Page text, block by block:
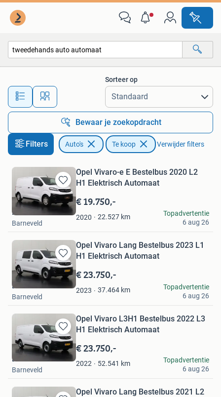
Alle afstanden…
Sorteer op
Bewaar je zoekopdracht
Filters Auto's Te koop Verwijder filters
Bewaren
in
Mijn
Favorieten
Opel Vivaro-e E Bestelbus 2020 L2
H1 Elektrisch Automaat
€ 19.750,-
2020 22.527 km
Dutchvans.com
Barneveld
Topadvertentie
6 aug 26
Bewaren
in
Mijn
Favorieten
Opel Vivaro Lang Bestelbus 2023 L1
H1 Elektrisch Automaat
€ 23.750,-
2023 37.464 km
Dutchvans.com
Barneveld
Topadvertentie
6 aug 26
Bewaren
in
Mijn
Favorieten
Opel Vivaro L3H1 Bestelbus 2022 L3
H1 Elektrisch Automaat
€ 23.750,-
2022 52.541 km
Dutchvans.com
Barneveld
Topadvertentie
6 aug 26
Opel Vivaro Lang Bestelbus 2021 L2